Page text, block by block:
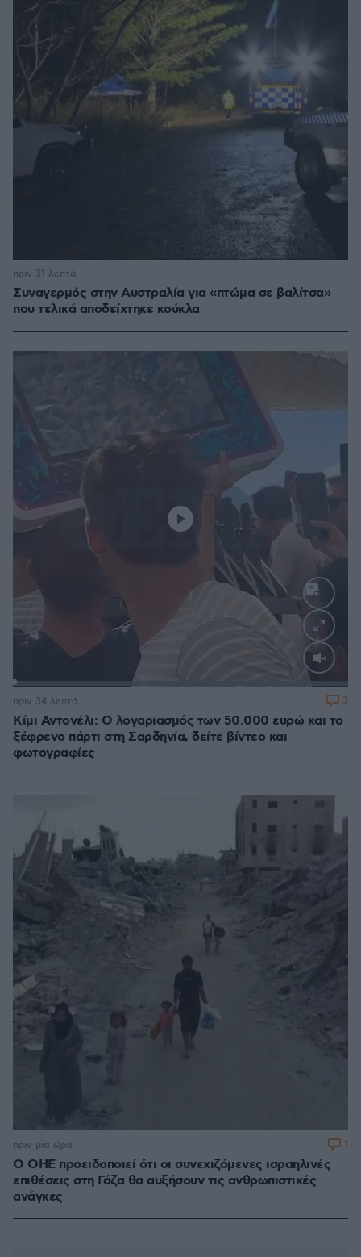
Συναγερμός στην Αυστραλία για «πτώμα σε βαλίτσα»
που τελικά αποδείχτηκε κούκλα
πριν 31 λεπτά
Κίμι Αντονέλι: Ο λογαριασμός των 50.000 ευρώ και το
ξέφρενο πάρτι στη Σαρδηνία, δείτε βίντεο και
φωτογραφίες
πριν 34 λεπτά 3
Ο ΟΗΕ προειδοποιεί ότι οι συνεχιζόμενες ισραηλινές
επιθέσεις στη Γάζα θα αυξήσουν τις ανθρωπιστικές
ανάγκες
πριν μία ώρα 1